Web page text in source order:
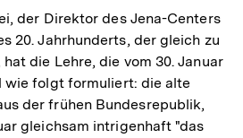
der Direktor des Jena-Centers
20. Jahrhunderts, der gleich zu
die Lehre, die vom 30. Januar
wie folgt formuliert: die alte
der frühen Bundesrepublik,
gleichsam intrigenhaft "das